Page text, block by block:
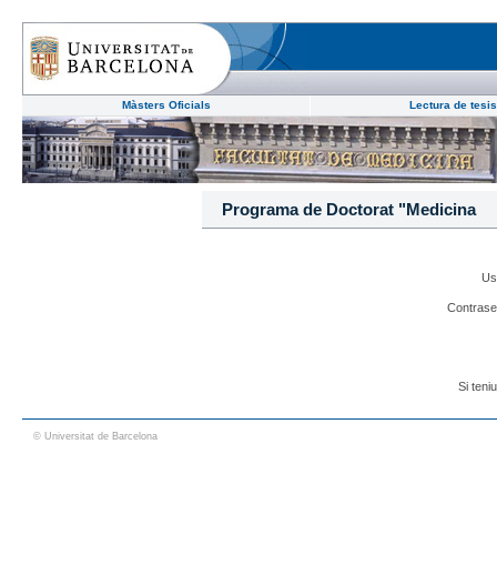
Màsters Oficials Lectura de
Programa de Doctorat "Medicina
Si
© Universitat de Barcelona